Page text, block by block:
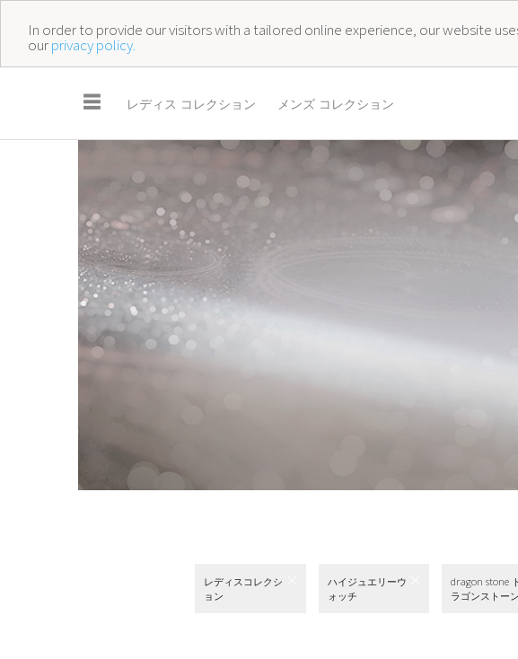
In order to provide our visitors with a tailored online experience, our website
ourprivacy policy.
☰ レディス コレクション メンズ コレクション
レディスコレクシ
ョン
ハイジュエリーウ
ォッチ
dragon stone
ラゴンストーン